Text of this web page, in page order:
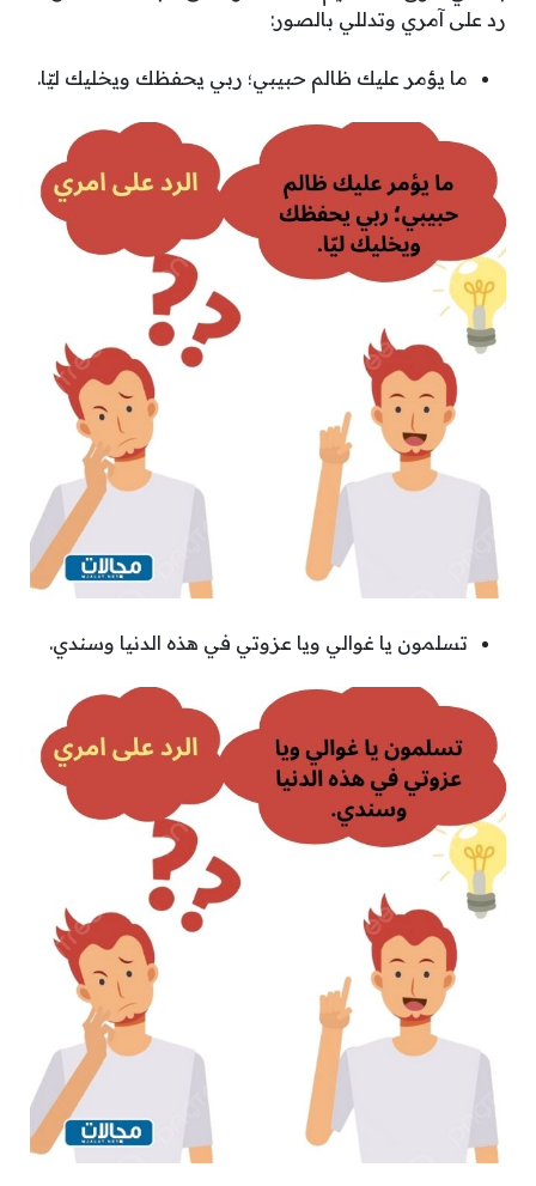
رد على آمري وتدللي بالصور:
ما يؤمر عليك ظالم حبيبي؛ ربي يحفظك ويخليك ليّا.
تسلمون يا غوالي ويا عزوتي في هذه الدنيا وسندي.